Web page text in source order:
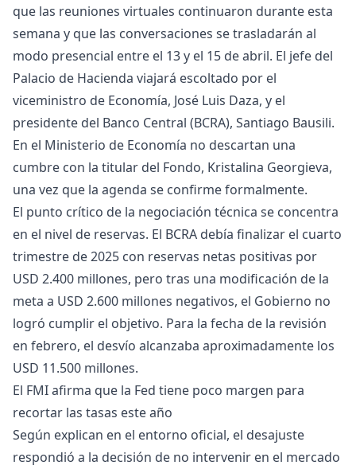
que las reuniones virtuales continuaron durante esta
semana y que las conversaciones se trasladarán al
modo presencial entre el 13 y el 15 de abril. El jefe del
Palacio de Hacienda viajará escoltado por el
viceministro de Economía, José Luis Daza, y el
presidente del Banco Central (BCRA), Santiago Bausili.
En el Ministerio de Economía no descartan una
cumbre con la titular del Fondo, Kristalina Georgieva,
una vez que la agenda se confirme formalmente.
El punto crítico de la negociación técnica se concentra
en el nivel de reservas. El BCRA debía finalizar el cuarto
trimestre de 2025 con reservas netas positivas por
USD 2.400 millones, pero tras una modificación de la
meta a USD 2.600 millones negativos, el Gobierno no
logró cumplir el objetivo. Para la fecha de la revisión
en febrero, el desvío alcanzaba aproximadamente los
USD 11.500 millones.
El FMI afirma que la Fed tiene poco margen para
recortar las tasas este año
Según explican en el entorno oficial, el desajuste
respondió a la decisión de no intervenir en el mercado